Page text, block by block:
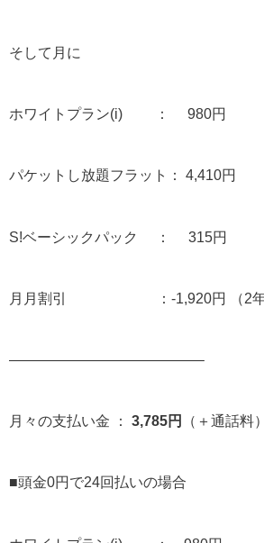
そして月に
ホワイトプラン(i) ： 980円
パケットし放題フラット： 4,410円
S!ベーシックパック ： 315円
月月割引 ：-1,920円 （2年間
—————————————–
月々の支払い金 ： 3,785円 （＋通話料）
■頭金0円で24回払いの場合